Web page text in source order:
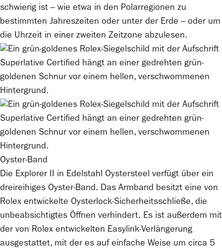
schwierig ist – wie etwa in den Polarregionen zu
bestimmten Jahreszeiten oder unter der Erde – oder um
die Uhrzeit in einer zweiten Zeitzone abzulesen.
Oyster-Band
Die Explorer II in Edelstahl Oystersteel verfügt über ein
dreireihiges Oyster-Band. Das Armband besitzt eine von
Rolex entwickelte Oysterlock-Sicherheitsschließe, die
unbeabsichtigtes Öffnen verhindert. Es ist außerdem mit
der von Rolex entwickelten Easylink-Verlängerung
ausgestattet, mit der es auf einfache Weise um circa 5